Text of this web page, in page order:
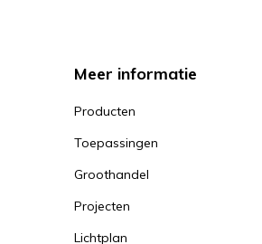
Meer informatie
Producten
Toepassingen
Groothandel
Projecten
Lichtplan